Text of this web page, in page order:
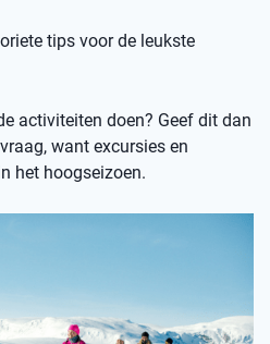
tips voor de leukste
activiteiten doen? Geef dit dan
want excursies en
het hoogseizoen.